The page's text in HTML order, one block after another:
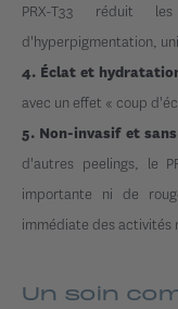
PRX-T33 réduit
d'hyperpigmentation,
4. Éclat et
avec un effet « coup
5. Non-invasif et
d'autres peelings, le
importante ni de
immédiate des activités
Un soin